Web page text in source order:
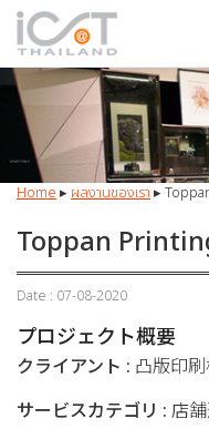
Home▸ผลงานของเรา▸
Toppan
Date : 07-08-2020
プロジェクト概要
クライアント : 凸版印
サービスカテゴリ : 店